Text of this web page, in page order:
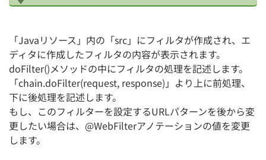
「Javaリソース」内の「src」にフィルタが作成され、エ
ディタに作成したフィルタの内容が表示されます。
doFilter()メソッドの中にフィルタの処理を記述します。
「chain.doFilter(request, response)」より上に前処理、
下に後処理を記述します。
もし、このフィルターを設定するURLパターンを後から変
更したい場合は、@WebFilterアノテーションの値を変更
します。